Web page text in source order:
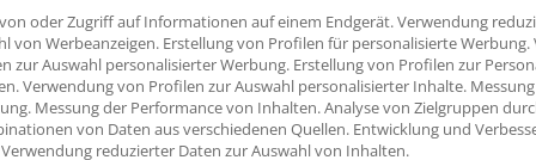
vergessen?
Problem beim Login?
ist mit wenigen Klicks erledigt und kostenlos.
des kostenlosen Login:
oder Zugriff auf Informationen auf einem Endgerät. Verwendung
von Werbeanzeigen. Erstellung von Profilen für personalisierte
zur Auswahl personalisierter Werbung. Erstellung von Profilen zur
Verwendung von Profilen zur Auswahl personalisierter Inhalte.
Messung der Performance von Inhalten. Analyse von Zielgruppen
von Daten aus verschiedenen Quellen. Entwicklung und
reduzierter Daten zur Auswahl von Inhalten.